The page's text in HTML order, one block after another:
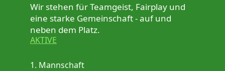
Wir stehen für Teamgeist, Fairplay und
eine starke Gemeinschaft - auf und
neben dem Platz.
AKTIVE
1. Mannschaft